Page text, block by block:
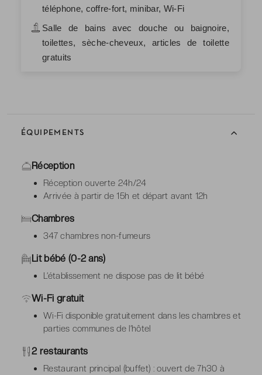
téléphone, coffre-fort, minibar, Wi-Fi
Salle de bains avec douche ou baignoire,
toilettes, sèche-cheveux, articles de toilette
gratuits
ÉQUIPEMENTS
Réception
Réception ouverte 24h/24
Arrivée à partir de 15h et départ avant 12h
Chambres
347 chambres non-fumeurs
Lit bébé (0-2 ans)
L’établissement ne dispose pas de lit bébé
Wi-Fi gratuit
Wi-Fi disponible gratuitement dans les chambres et
parties communes de l’hôtel
2 restaurants
Restaurant principal (buffet) : ouvert de 7h30 à